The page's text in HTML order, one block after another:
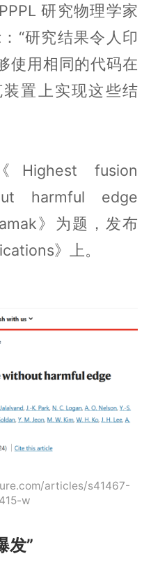
研究物理学家
“研究结果令人印
使用相同的代码在
置上实现这些结
fusion
harmful edge
》为题，发布
》上。
articles/s41467-
w
发”